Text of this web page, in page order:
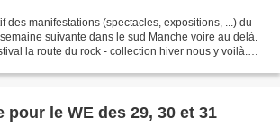
des manifestations (spectacles, expositions, ...) du
suivante dans le sud Manche voire au delà.
la route du rock - collection hiver nous y voilà.
pour le WE des 29, 30 et 31